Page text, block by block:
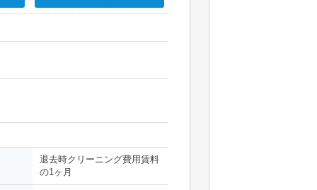
退去時クリーニング費用賃料
の1ヶ月